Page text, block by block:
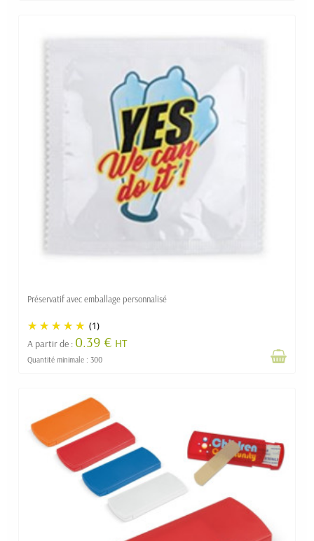
Préservatif avec emballage personnalisé
(1)
A partir de : 0.39 € HT
Quantité minimale : 300